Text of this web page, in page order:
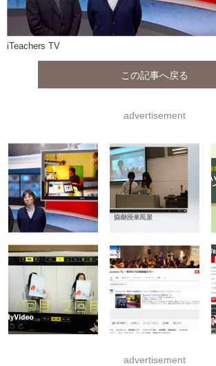
iTeachers TV
この記事へ戻る
advertisement
advertisement